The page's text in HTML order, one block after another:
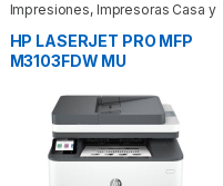
Impresiones, Impresoras Casa y
Oficina
HP LASERJET PRO MFP
M3103FDW MU
35 PPM, ETH HP LaserJet
Pro MFP M3103fdw
Multifuncional Laser B/N, 35
ppm, Ethernet, WiFi, dúplex,
Fax, volumen de páginas